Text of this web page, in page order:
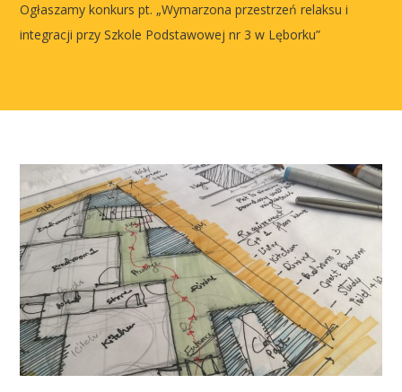
Ogłaszamy konkurs pt. „Wymarzona przestrzeń relaksu i
integracji przy Szkole Podstawowej nr 3 w Lęborku”